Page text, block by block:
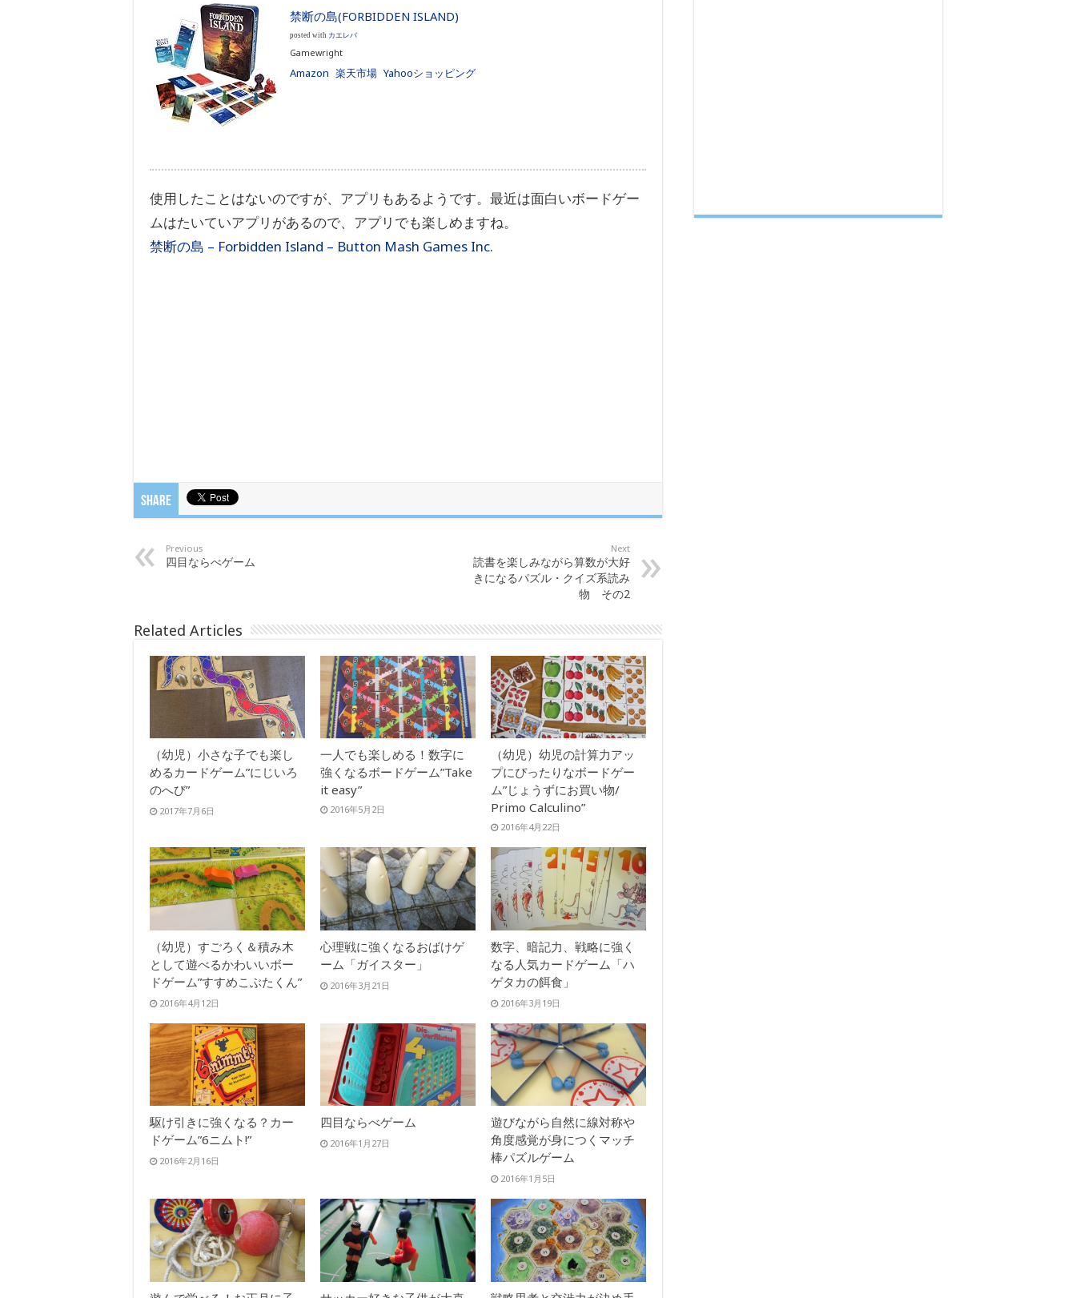
禁断の島(FORBIDDEN ISLAND)
posted with カエレバ
Gamewright
Amazon 楽天市場 Yahooショッピング
使用したことはないのですが、アプリもあるようです。最近は面白いボードゲー
ムはたいていアプリがあるので、アプリでも楽しめますね。
禁断の島 – Forbidden Island – Button Mash Games Inc.
Share
Previous
四目ならべゲーム
Next
読書を楽しみながら算数が大好
きになるパズル・クイズ系読み
物 その2
Related Articles
（幼児）小さな子でも楽し
めるカードゲーム”にじいろ
のへび”
2017年7月6日
一人でも楽しめる！数字に
強くなるボードゲーム”Take
it easy”
2016年5月2日
（幼児）幼児の計算力アッ
プにぴったりなボードゲー
ム”じょうずにお買い物/
Primo Calculino”
2016年4月22日
（幼児）すごろく＆積み木
として遊べるかわいいボー
ドゲーム”すすめこぶたくん”
2016年4月12日
心理戦に強くなるおばけゲ
ーム「ガイスター」
2016年3月21日
数字、暗記力、戦略に強く
なる人気カードゲーム「ハ
ゲタカの餌食」
2016年3月19日
駆け引きに強くなる？カー
ドゲーム”6ニムト!”
2016年2月16日
四目ならべゲーム
2016年1月27日
遊びながら自然に線対称や
角度感覚が身につくマッチ
棒パズルゲーム
2016年1月5日